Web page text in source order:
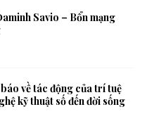
Savio – Bổn mạng
về tác động của trí tuệ
kỹ thuật số đến đời sống